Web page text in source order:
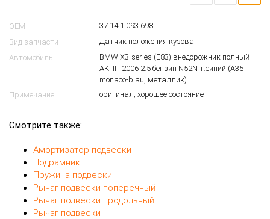
OEM
37 14 1 093 698
Вид запчасти
Датчик положения кузова
Автомобиль
BMW X3-series (E83) внедорожник полный
АКПП 2006 2.5 бензин N52N т.синий (A35
monaco-blau, металлик)
Примечание
оригинал, хорошее состояние
Смотрите также:
Амортизатор подвески
Подрамник
Пружина подвески
Рычаг подвески поперечный
Рычаг подвески продольный
Рычаг подвески